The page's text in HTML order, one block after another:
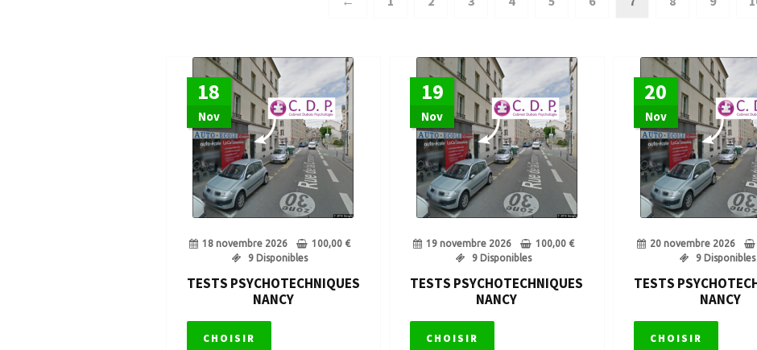
Retrait de permis de conduireRetrait de points Solde nul du permis de conduire Stage de sensibilisation
Suspension de permisTestsTests Psychotechniques Permis de Conduire – Toutes les sessions Visite
Voiture sans permis
18
Nov
18 novembre 2026 100,00 €
9 Disponibles
TESTS PSYCHOTECHNIQUES
NANCY
CHOISIR
19
Nov
19 novembre 2026 100,00 €
9 Disponibles
TESTS PSYCHOTECHNIQUES
NANCY
CHOISIR
20
Nov
20 novembre 2026
9 Disponibles
TESTS
NANCY
CHOISIR